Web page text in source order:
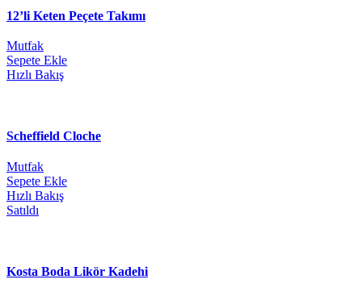
12’li Keten Peçete Takımı
Mutfak
Sepete Ekle
Hızlı Bakış
Scheffield Cloche
Mutfak
Sepete Ekle
Hızlı Bakış
Satıldı
Kosta Boda Likör Kadehi